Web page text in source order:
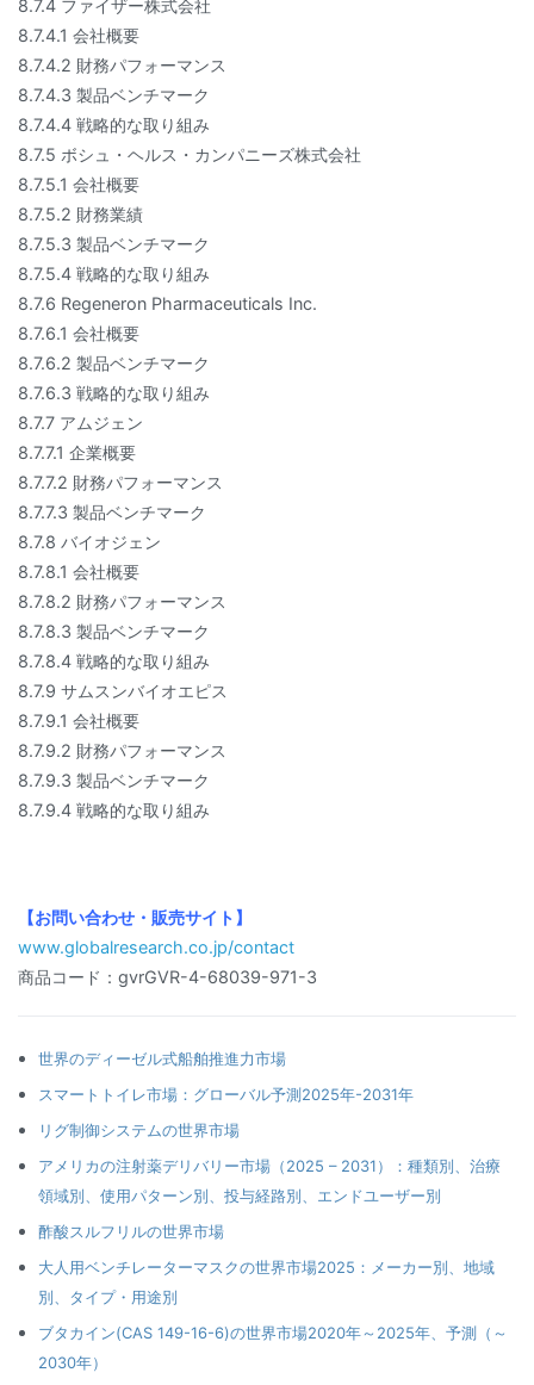
8.7.4 ファイザー株式会社
8.7.4.1 会社概要
8.7.4.2 財務パフォーマンス
8.7.4.3 製品ベンチマーク
8.7.4.4 戦略的な取り組み
8.7.5 ボシュ・ヘルス・カンパニーズ株式会社
8.7.5.1 会社概要
8.7.5.2 財務業績
8.7.5.3 製品ベンチマーク
8.7.5.4 戦略的な取り組み
8.7.6 Regeneron Pharmaceuticals Inc.
8.7.6.1 会社概要
8.7.6.2 製品ベンチマーク
8.7.6.3 戦略的な取り組み
8.7.7 アムジェン
8.7.7.1 企業概要
8.7.7.2 財務パフォーマンス
8.7.7.3 製品ベンチマーク
8.7.8 バイオジェン
8.7.8.1 会社概要
8.7.8.2 財務パフォーマンス
8.7.8.3 製品ベンチマーク
8.7.8.4 戦略的な取り組み
8.7.9 サムスンバイオエピス
8.7.9.1 会社概要
8.7.9.2 財務パフォーマンス
8.7.9.3 製品ベンチマーク
8.7.9.4 戦略的な取り組み
【お問い合わせ・販売サイト】
www.globalresearch.co.jp/contact
商品コード：gvrGVR-4-68039-971-3
世界のディーゼル式船舶推進力市場
スマートトイレ市場：グローバル予測2025年-2031年
リグ制御システムの世界市場
アメリカの注射薬デリバリー市場（2025 – 2031）：種類別、治療
領域別、使用パターン別、投与経路別、エンドユーザー別
酢酸スルフリルの世界市場
大人用ベンチレーターマスクの世界市場2025：メーカー別、地域
別、タイプ・用途別
ブタカイン(CAS 149-16-6)の世界市場2020年～2025年、予測（～
2030年）